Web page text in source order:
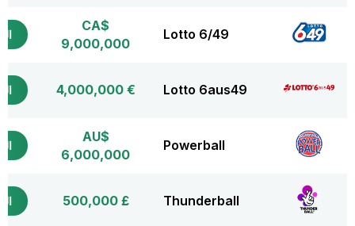
Lotto 6/49
CA$
9,000,000
Lotto 6aus49
€ 4,000,000
Powerball
AU$
6,000,000
Thunderball
£ 500,000